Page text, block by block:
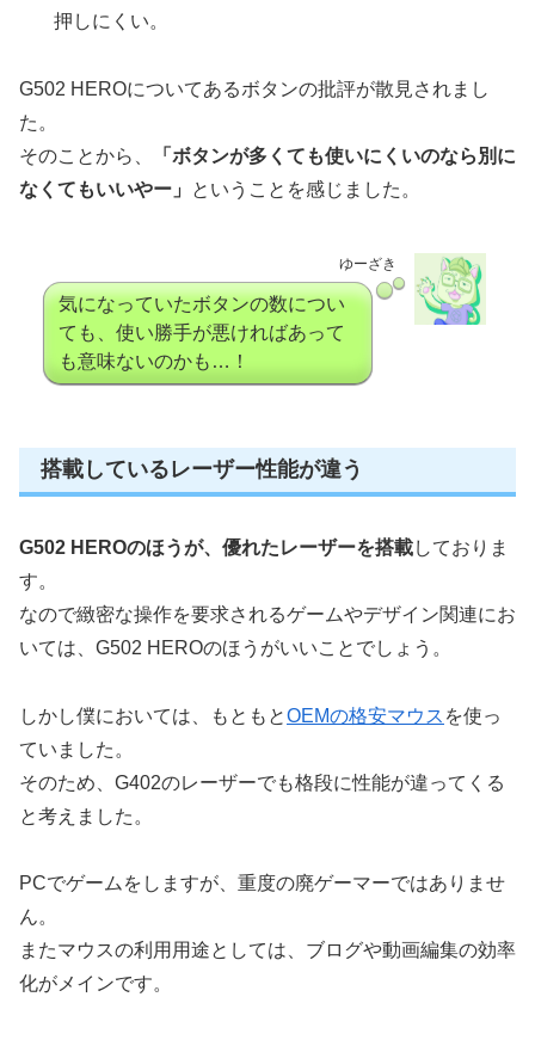
押しにくい。
G502 HEROについてあるボタンの批評が散見されまし
た。
そのことから、
「ボタンが多くても使いにくいのなら別に
なくてもいいやー」
ということを感じました。
ゆーざき
気になっていたボタンの数につい
ても、使い勝手が悪ければあって
も意味ないのかも…！
搭載しているレーザー性能が違う
G502 HEROのほうが、優れたレーザーを搭載しておりま
す。
なので緻密な操作を要求されるゲームやデザイン関連にお
いては、G502 HEROのほうがいいことでしょう。
しかし僕においては、もともとOEMの格安マウス を使っ
ていました。
そのため、G402のレーザーでも格段に性能が違ってくる
と考えました。
PCでゲームをしますが、重度の廃ゲーマーではありませ
ん。
またマウスの利用用途としては、ブログや動画編集の効率
化がメインです。